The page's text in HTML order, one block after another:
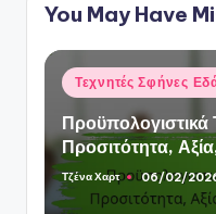
You May Have
Posted
in
Τεχνητές Σφήνες
Προσιτότητα,
Posted
by
Τζένα Χαρτ 06/02/